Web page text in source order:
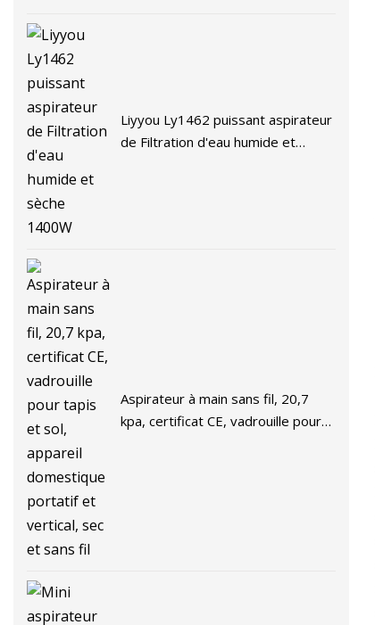
Liyyou Ly1462 puissant aspirateur
de Filtration d'eau humide et
Aspirateur à main sans fil, 20,7
kpa, certificat CE, vadrouille pour